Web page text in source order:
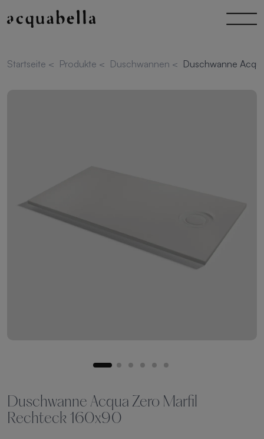
Startseite < Produkte < Duschwannen < Duschwanne
Duschwanne Acqua Zero Marfil
Rechteck 160x90